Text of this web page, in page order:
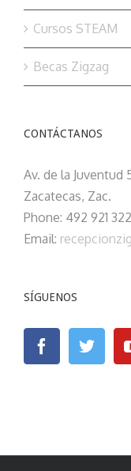
Cursos STEAM
Becas Zigzag
CONTÁCTANOS
Av. de la Juventud
Zacatecas, Zac.
Phone: 492 921
Email:
SÍGUENOS